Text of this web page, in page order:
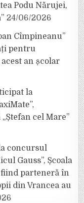
Podu Nărujei,
24/06/2026
Cîmpineanu”
pentru
an școlar
la
cel Mare”
concursul
Gauss”, Școala
parteneră în
din Vrancea au